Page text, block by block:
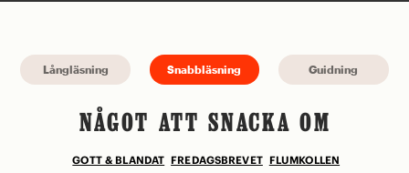
Långläsning Snabbläsning Guidning
NÅGOT ATT SNACKA OM
GOTT & BLANDAT FREDAGSBREVET FLUMKOLLEN